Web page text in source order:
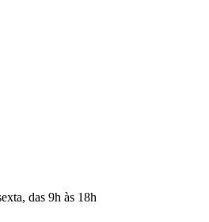
das 9h às 18h